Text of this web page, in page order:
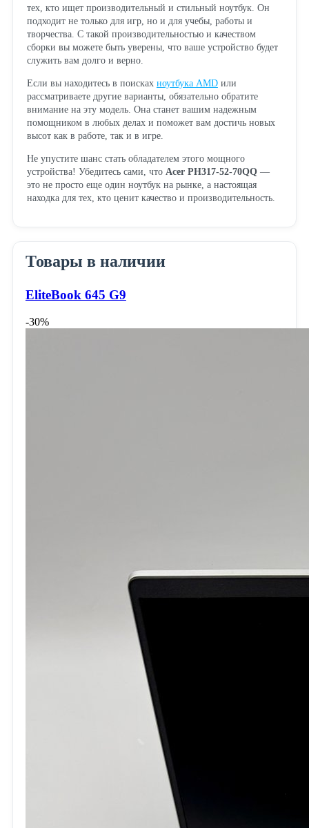
тех, кто ищет производительный и стильный ноутбук. Он
подходит не только для игр, но и для учебы, работы и
творчества. С такой производительностью и качеством
сборки вы можете быть уверены, что ваше устройство будет
служить вам долго и верно.
Если вы находитесь в поисках ноутбука AMDили
рассматриваете другие варианты, обязательно обратите
внимание на эту модель. Она станет вашим надежным
помощником в любых делах и поможет вам достичь новых
высот как в работе, так и в игре.
Не упустите шанс стать обладателем этого мощного
устройства! Убедитесь сами, что Acer PH317-52-70QQ—
это не просто еще один ноутбук на рынке, а настоящая
находка для тех, кто ценит качество и производительность.
Товары в наличии
EliteBook 645 G9
-30%